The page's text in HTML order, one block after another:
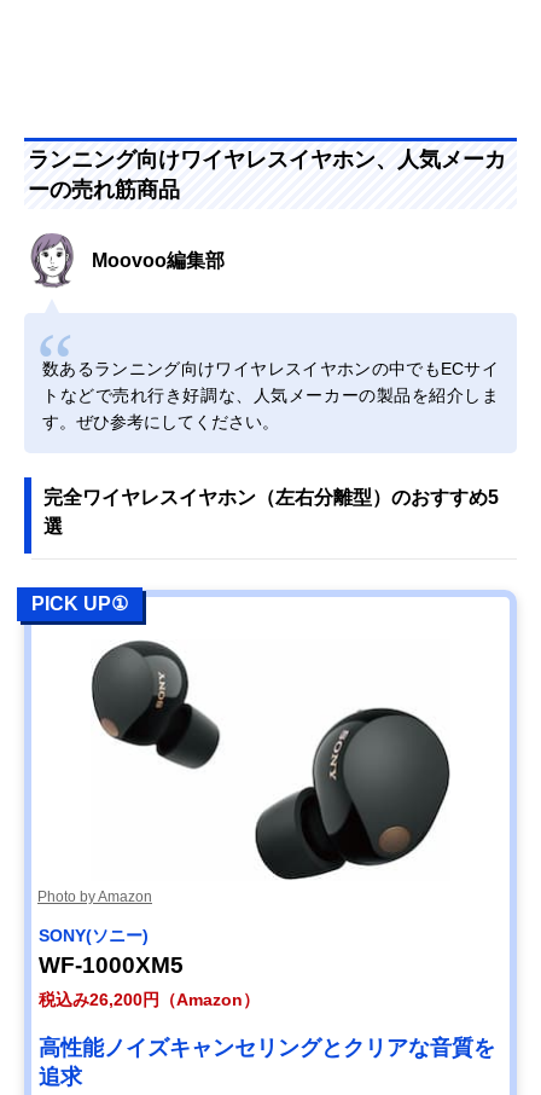
ランニング向けワイヤレスイヤホン、人気メーカ
ーの売れ筋商品
Moovoo編集部
数あるランニング向けワイヤレスイヤホンの中でもECサイ
トなどで売れ行き好調な、人気メーカーの製品を紹介しま
す。ぜひ参考にしてください。
完全ワイヤレスイヤホン（左右分離型）のおすすめ5
選
PICK UP①
Photo by Amazon
SONY(ソニー)
WF-1000XM5
税込み26,200円（Amazon）
高性能ノイズキャンセリングとクリアな音質を
追求